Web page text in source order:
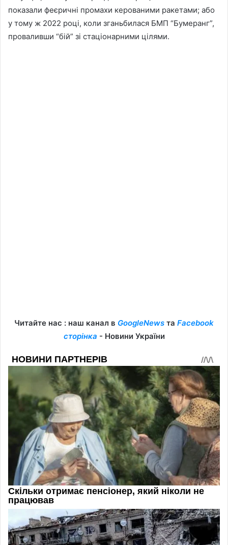
показали феєричні промахи керованими ракетами; або
у тому ж 2022 році, коли зганьбилася БМП “Бумеранг”,
проваливши “бій” зі стаціонарними цілями.
Читайте нас : наш канал в GoogleNews та Facebook
сторінка - Новини України